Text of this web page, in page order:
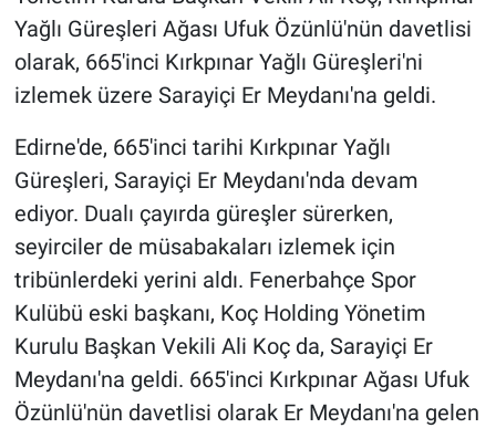
Yağlı Güreşleri Ağası Ufuk Özünlü'nün davetlisi
olarak, 665'inci Kırkpınar Yağlı Güreşleri'ni
izlemek üzere Sarayiçi Er Meydanı'na geldi.
Edirne'de, 665'inci tarihi Kırkpınar Yağlı
Güreşleri, Sarayiçi Er Meydanı'nda devam
ediyor. Dualı çayırda güreşler sürerken,
seyirciler de müsabakaları izlemek için
tribünlerdeki yerini aldı. Fenerbahçe Spor
Kulübü eski başkanı, Koç Holding Yönetim
Kurulu Başkan Vekili Ali Koç da, Sarayiçi Er
Meydanı'na geldi. 665'inci Kırkpınar Ağası Ufuk
Özünlü'nün davetlisi olarak Er Meydanı'na gelen